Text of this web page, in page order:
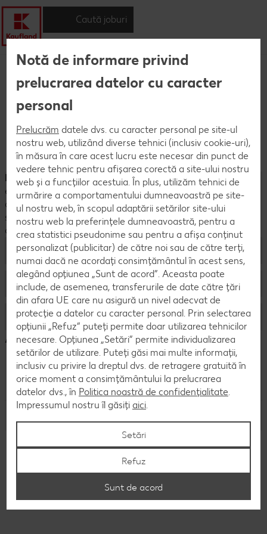
Caută joburi
Notificare:Pentru a simplifica citirea, forma de adresare
este la persoana a doua. La Kaufland ai şanse egale! Toate
deciziile de angajare sunt luate fără discriminări pe criterii de
sex, vârstă, dizabilitate, origine etnică sau rasială, religie,
convingeri sau orientare sexuală. Locul tău e la Kaufland!
Începutul carierei
Kaufland Internship Experience
Kaufland Trainee Program
Raftul cu experiențe
Studiu Dual
Kari Era
Descoperă Kaufland
Brandul de angajator
Beneficii
Procesul de recrutare
Servește Inspirație
Contact
Protecția datelor
Politica de confidențialitate
Declarație de accesibilitate
Awards
Despre noi Kaufland România
Notă de informare privind
prelucrarea datelor cu caracter
personal
Prelucrăm datele dvs. cu caracter personal pe site-ul
nostru web, utilizând diverse tehnici (inclusiv cookie-uri),
în măsura în care acest lucru este necesar din punct de
vedere tehnic pentru afișarea corectă a site-ului nostru
web și a funcțiilor acestuia. În plus, utilizăm tehnici de
urmărire a comportamentului dumneavoastră pe site-
ul nostru web, în scopul adaptării setărilor site-ului
nostru web la preferințele dumneavoastră, pentru a
crea statistici pseudonime sau pentru a afișa conținut
personalizat (publicitar) de către noi sau de către terți,
numai dacă ne acordați consimțământul în acest sens,
alegând opțiunea „Sunt de acord”. Aceasta poate
include, de asemenea, transferurile de date către țări
din afara UE care nu asigură un nivel adecvat de
protecție a datelor cu caracter personal. Prin selectarea
opțiunii „Refuz” puteți permite doar utilizarea tehnicilor
necesare. Opțiunea „Setări” permite individualizarea
setărilor de utilizare. Puteți găsi mai multe informații,
inclusiv cu privire la dreptul dvs. de retragere gratuită în
orice moment a consimțământului la prelucrarea
datelor dvs., în Politica noastră de confidențialitate.
Impressumul nostru îl găsiți aici.
Setări
Refuz
Sunt de acord